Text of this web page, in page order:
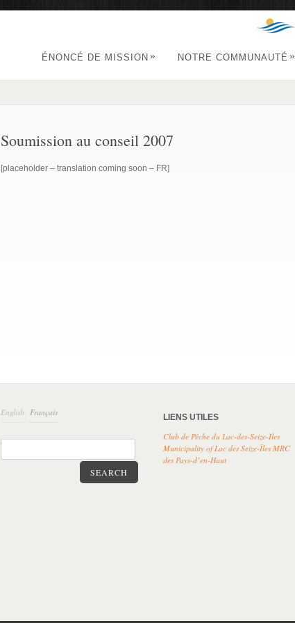
ÉNONCÉ DE MISSION » NOTRE COMMUNAUTÉ »
Soumission au conseil 2007
[placeholder – translation coming soon – FR]
English Français
SEARCH
LIENS UTILES
Club de Pêche du Lac-des-Seize-Iles
Municipality of Lac des Seize-Îles MRC
des Pays-d’en-Haut